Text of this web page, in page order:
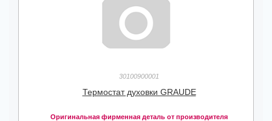
30100900001
Термостат духовки GRAUDE
Оригинальная фирменная деталь от производителя